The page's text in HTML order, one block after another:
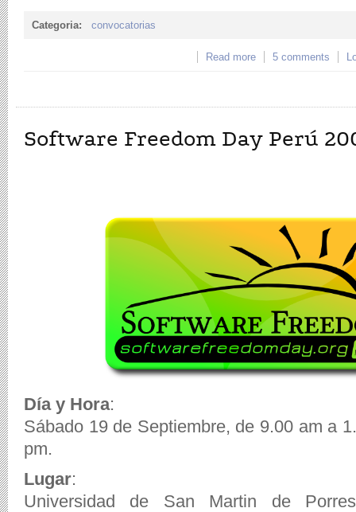
Categoria: convocatorias
Read more about Convocatoria:
5 comments
Software Freedom Day Perú
Día y Hora:
Sábado 19 de Septiembre, de 9.00 am a
pm.
Lugar:
Universidad de San Martin de